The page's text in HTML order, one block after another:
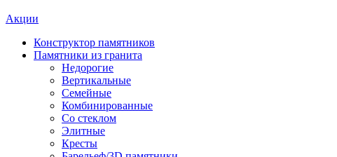
Акции
Конструктор памятников
Памятники из гранита
Недорогие
Вертикальные
Семейные
Комбинированные
Со стеклом
Элитные
Кресты